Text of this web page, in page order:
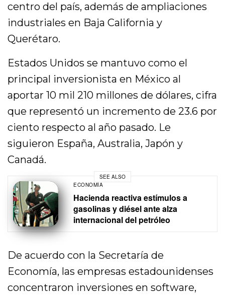
centro del país, además de ampliaciones
industriales en Baja California y
Querétaro.
Estados Unidos se mantuvo como el
principal inversionista en México al
aportar 10 mil 210 millones de dólares, cifra
que representó un incremento de 23.6 por
ciento respecto al año pasado. Le
siguieron España, Australia, Japón y
Canadá.
SEE ALSO
ECONOMÍA
Hacienda reactiva estímulos a
gasolinas y diésel ante alza
internacional del petróleo
De acuerdo con la Secretaría de
Economía, las empresas estadounidenses
concentraron inversiones en software,